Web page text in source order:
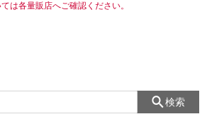
は各量販店へご確認ください。
検索